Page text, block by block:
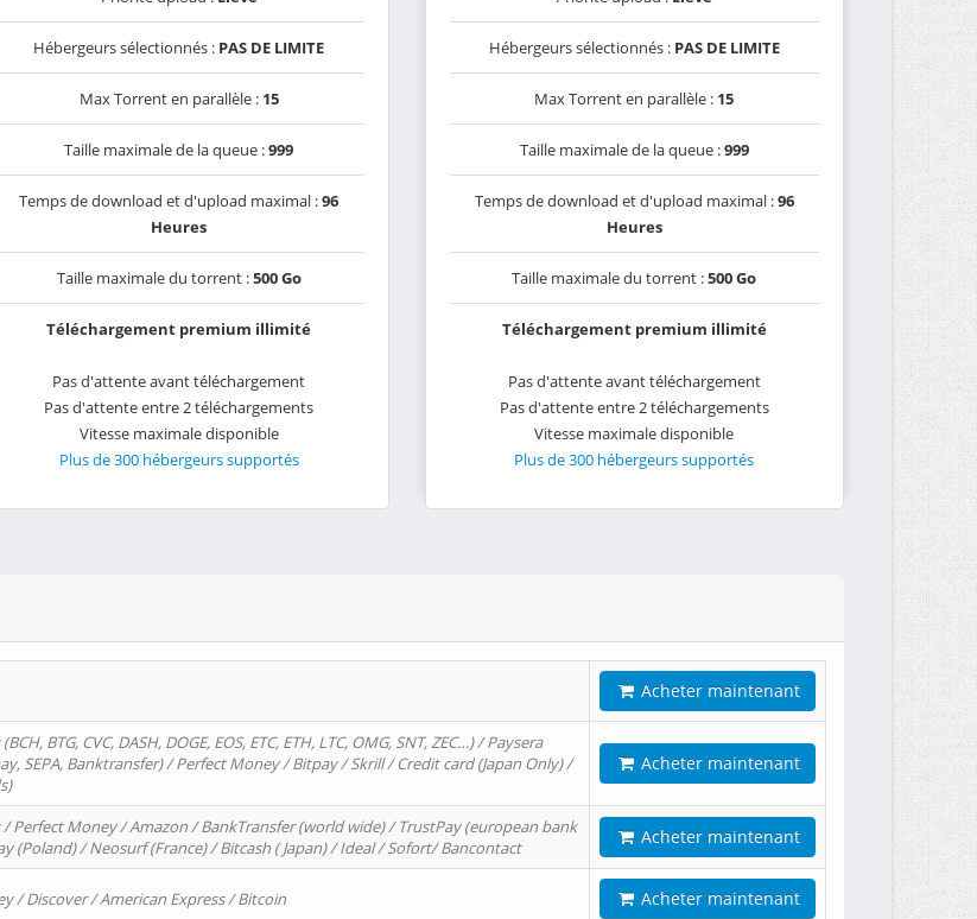
Hébergeurs sélectionnés : PAS DE LIMITE
Max Torrent en parallèle : 15
Taille maximale de la queue :999
Temps de download et d'upload maximal :96
Heures
Taille maximale du torrent :500 Go
Téléchargement premium illimité
Pas d'attente avant téléchargement
Pas d'attente entre 2 téléchargements
Vitesse maximale disponible
Plus de 300 hébergeurs supportés
Hébergeurs sélectionnés : PAS DE LIMITE
Max Torrent en parallèle : 15
Taille maximale de la queue :999
Temps de download et d'upload maximal :96
Heures
Taille maximale du torrent :500 Go
Téléchargement premium illimité
Pas d'attente avant téléchargement
Pas d'attente entre 2 téléchargements
Vitesse maximale disponible
Plus de 300 hébergeurs supportés
Acheter maintenant
BTG, CVC, DASH, DOGE, EOS, ETC, ETH, LTC, OMG, SNT, ZEC…) / Paysera
SEPA, Banktransfer) / Perfect Money / Bitpay / Skrill / Credit card (Japan Only) /
Acheter maintenant
Perfect Money / Amazon / BankTransfer (world wide) / TrustPay (european bank
(Poland) / Neosurf (France) / Bitcash ( Japan) / Ideal / Sofort/ Bancontact
Acheter maintenant
/ Discover / American Express / Bitcoin Acheter maintenant